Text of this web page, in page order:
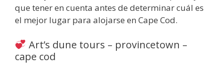
que tener en cuenta antes de determinar cuál es
el mejor lugar para alojarse en Cape Cod.
Art’s dune tours – provincetown –
cape cod